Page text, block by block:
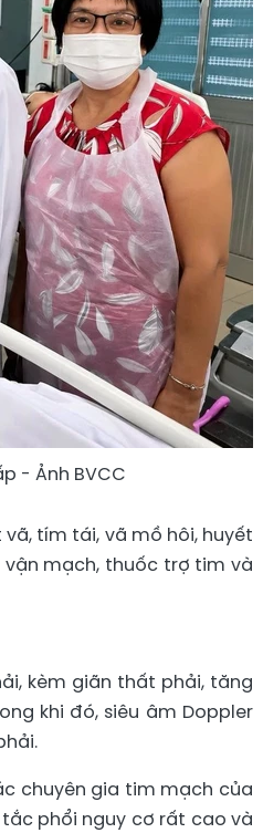
- Ảnh BVCC
tím tái, vã mồ hôi, huyết
mạch, thuốc trợ tim và
kèm giãn thất phải, tăng
khi đó, siêu âm Doppler
chuyên gia tim mạch của
tắc phổi nguy cơ rất cao và